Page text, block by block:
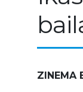
ZINEMA